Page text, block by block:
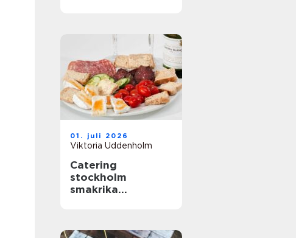
01. juli 2026
Viktoria Uddenholm
Catering
stockholm
smakrika